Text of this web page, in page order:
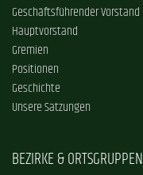
Geschäftsführender Vorstand
Hauptvorstand
Gremien
Positionen
Geschichte
Unsere Satzungen
BEZIRKE & ORTSGRUPPEN